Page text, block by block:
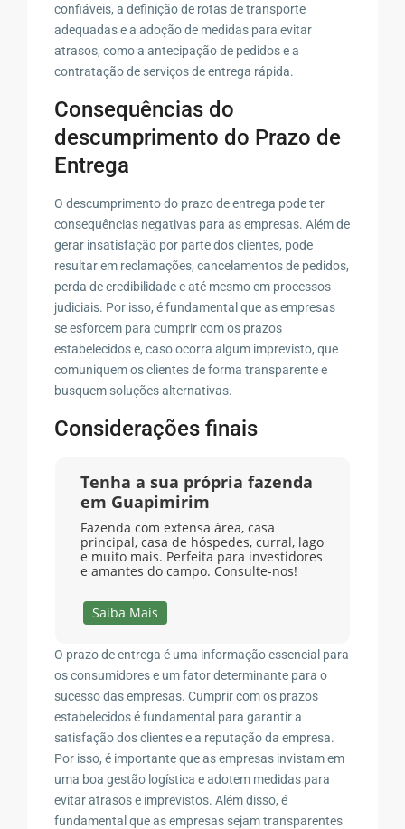
confiáveis, a definição de rotas de transporte
adequadas e a adoção de medidas para evitar
atrasos, como a antecipação de pedidos e a
contratação de serviços de entrega rápida.
Consequências do
descumprimento do Prazo de
Entrega
O descumprimento do prazo de entrega pode ter
consequências negativas para as empresas. Além de
gerar insatisfação por parte dos clientes, pode
resultar em reclamações, cancelamentos de pedidos,
perda de credibilidade e até mesmo em processos
judiciais. Por isso, é fundamental que as empresas
se esforcem para cumprir com os prazos
estabelecidos e, caso ocorra algum imprevisto, que
comuniquem os clientes de forma transparente e
busquem soluções alternativas.
Considerações finais
Tenha a sua própria fazenda
em Guapimirim
Fazenda com extensa área, casa
principal, casa de hóspedes, curral, lago
e muito mais. Perfeita para investidores
e amantes do campo. Consulte-nos!
Saiba Mais
O prazo de entrega é uma informação essencial para
os consumidores e um fator determinante para o
sucesso das empresas. Cumprir com os prazos
estabelecidos é fundamental para garantir a
satisfação dos clientes e a reputação da empresa.
Por isso, é importante que as empresas invistam em
uma boa gestão logística e adotem medidas para
evitar atrasos e imprevistos. Além disso, é
fundamental que as empresas sejam transparentes